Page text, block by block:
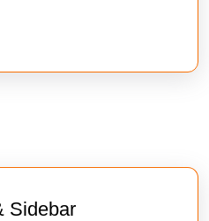
Safe
Sidebar